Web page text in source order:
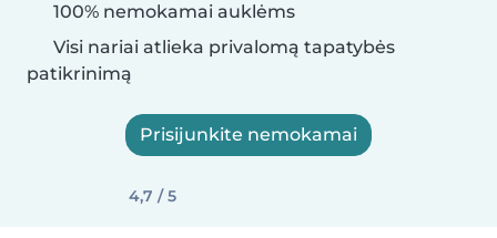
100% nemokamai auklėms
Visi nariai atlieka privalomą tapatybės
patikrinimą
Prisijunkite nemokamai
4,7 / 5